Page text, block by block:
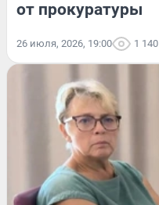
от прокуратуры
26 июля, 2026, 19:00 1 140